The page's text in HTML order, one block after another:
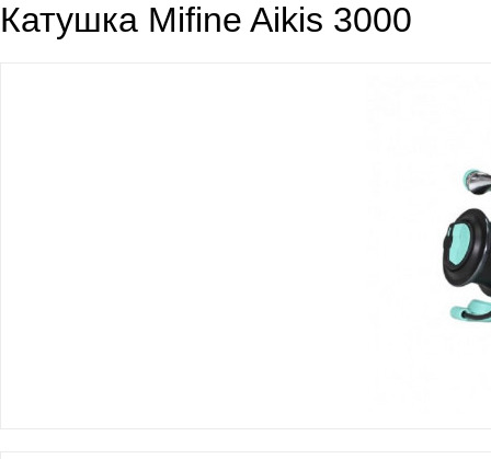
Катушка Mifine Aikis 3000